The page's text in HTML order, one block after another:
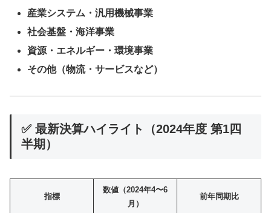
産業システム・汎用機械事業
社会基盤・海洋事業
資源・エネルギー・環境事業
その他（物流・サービスなど）
✅ 最新決算ハイライト（2024年度 第1四
半期）
指標
数値（2024年4〜6
月）
前年同期比